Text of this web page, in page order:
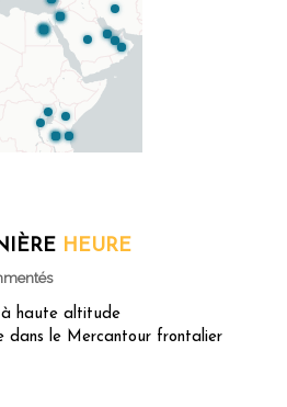
HEURE
à haute altitude
dans le Mercantour frontalier